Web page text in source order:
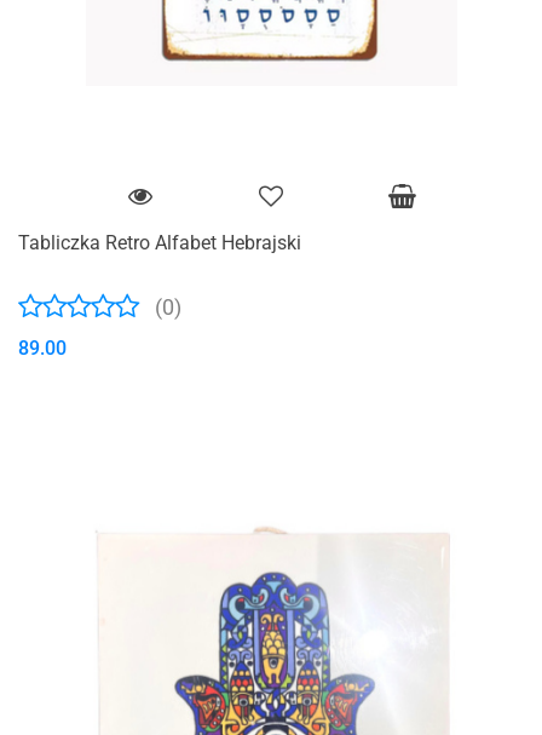
Tabliczka Retro Alfabet Hebrajski
(0)
89.00